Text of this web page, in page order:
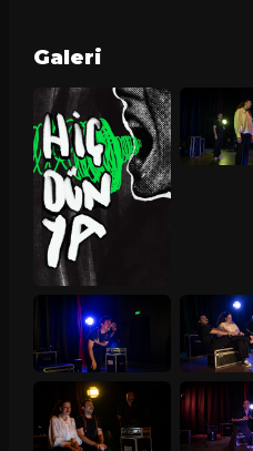
Galeri